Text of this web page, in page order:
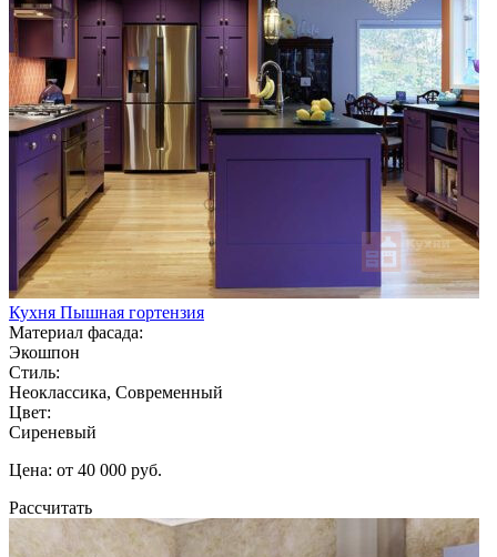
Кухня Пышная гортензия
Материал фасада:
Экошпон
Стиль:
Неоклассика, Современный
Цвет:
Сиреневый
Цена: от 40 000 руб.
Рассчитать